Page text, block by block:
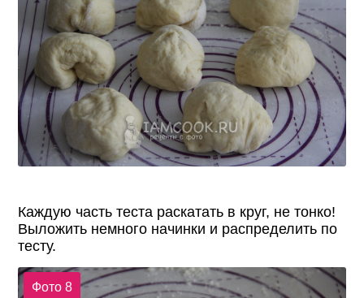
Каждую часть теста раскатать в круг, не тонко!
Выложить немного начинки и распределить по
тесту.
Фото 8